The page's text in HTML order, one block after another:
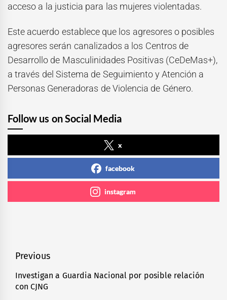
acceso a la justicia para las mujeres violentadas.
Este acuerdo establece que los agresores o posibles
agresores serán canalizados a los Centros de
Desarrollo de Masculinidades Positivas (CeDeMas+),
a través del Sistema de Seguimiento y Atención a
Personas Generadoras de Violencia de Género.
Follow us on Social Media
x
facebook
instagram
Navegación
de
entradas
Previous
Previous
post:
Investigan a Guardia Nacional por posible relación
con CJNG